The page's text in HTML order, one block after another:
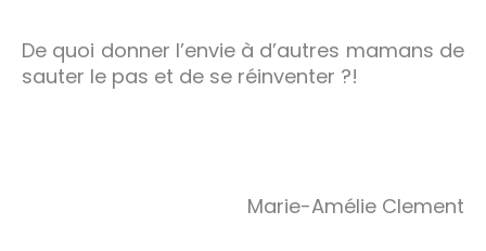
De quoi donner l’envie à d’autres mamans de
sauter le pas et de se réinventer ?!
Marie-Amélie Clement